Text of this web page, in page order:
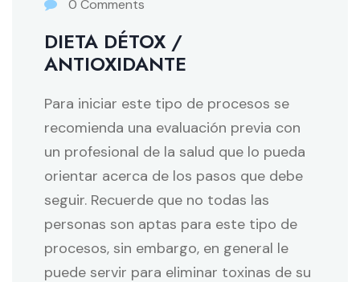
0 Comments
DIETA DÉTOX /
ANTIOXIDANTE
Para iniciar este tipo de procesos se
recomienda una evaluación previa con
un profesional de la salud que lo pueda
orientar acerca de los pasos que debe
seguir. Recuerde que no todas las
personas son aptas para este tipo de
procesos, sin embargo, en general le
puede servir para eliminar toxinas de su